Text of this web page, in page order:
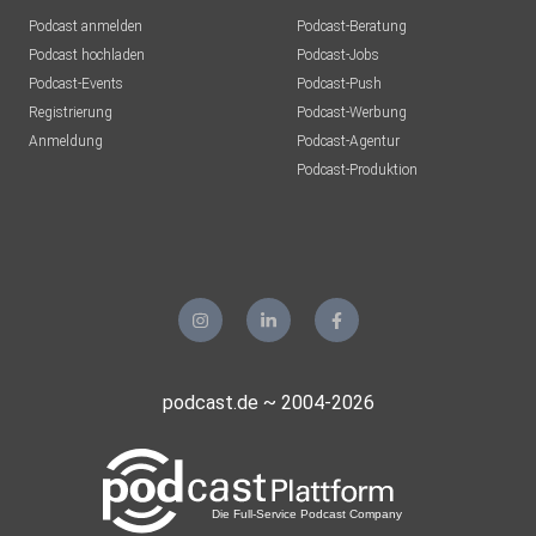
keine medizinische oder psychotherapeutische Beratung.
HörerInnen tragen die Eigenverantwortung für ihren Körper.
Podcast anmelden
Podcast hochladen
Podcast-Events
Registrierung
Anmeldung
Podcast-Beratung
Podcast-Jobs
Podcast-Push
Podcast-Werbung
Podcast-Agentur
Podcast-Produktion
podcast.de ~ 2004-2026